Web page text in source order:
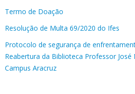
Termo de Doação
Resolução de Multa 69/2020 do Ifes
Protocolo de segurança de
Reabertura da Biblioteca Professor
Campus Aracruz